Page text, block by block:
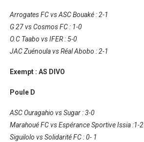
Arrogates FC vs ASC Bouaké : 2-1
G 27 vs Cosmos FC : 1-0
O.C Taabo vs IFER : 5-0
JAC Zuénoula vs Réal Abobo : 2-1
Exempt : AS DIVO
Poule D
ASC Ouragahio vs Sugar : 3-0
Marahoué FC vs Espérance Sportive Issia :1-2
Siguilolo vs Solidarité FC : 0- 1